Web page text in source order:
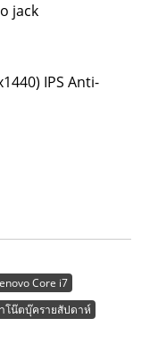
jack
IPS Anti-
Core i7
โน๊ตบุ๊ครายสัปดาห์